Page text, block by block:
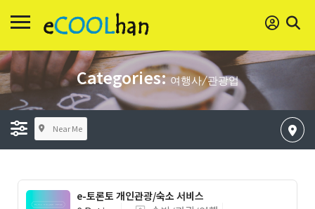
Categories:여행사/관광업
Near Me
e-토론토 개인관광/숙소 서비스